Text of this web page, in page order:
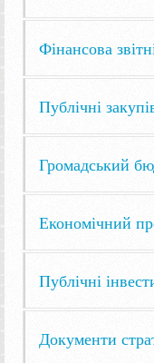
Фінансова
Публічні
Громадський
Економічний
Публічні
Документи